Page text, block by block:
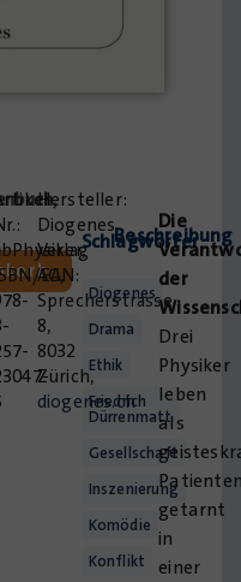
,
EAN:
Diogenes
Verlag
AG,
Sprecherstrasse
8,
8032
Zürich,
diogenes.ch
Schlagwörter
Diogenes
Drama
Ethik
Friedrich
Dürrenmatt
Gesellschaft
Inszenierung
Komödie
Konflikt
Beschreibung
Die
der
Drei
Physiker
leben
als
getarnt
in
einer